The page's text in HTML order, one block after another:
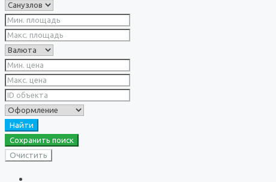
Найти
Сохранить поиск
Очистить